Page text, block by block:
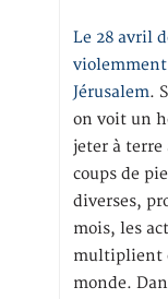
Le 28 avril
violemment
Jérusalem.
on voit un
jeter à
coups de
diverses,
mois, les
multiplient
monde.